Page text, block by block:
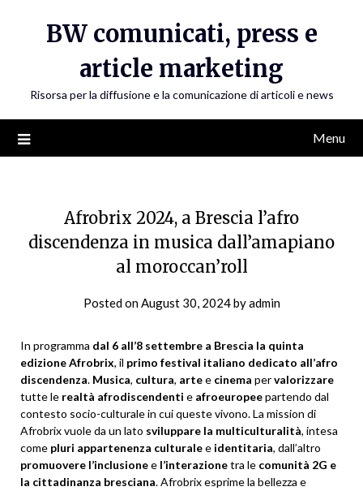
BW comunicati, press e
article marketing
Risorsa per la diffusione e la comunicazione di articoli e news
Menu
Afrobrix 2024, a Brescia l’afro
discendenza in musica dall’amapiano
al moroccan’roll
Posted onAugust 30, 2024byadmin
In programma dal 6 all’8 settembre a Brescia la quinta
edizione Afrobrix, il primo festival italiano dedicato all’afro
discendenza. Musica, cultura, artee cinema pervalorizzare
tutte le realtà afrodiscendenti e afroeuropeepartendo dal
contesto socio-culturale in cui queste vivono. La mission di
Afrobrix vuole da un lato sviluppare la multiculturalità, intesa
come pluri appartenenza culturalee identitaria, dall’altro
promuovere l’inclusionee l’interazionetra le comunità 2G e
la cittadinanza bresciana. Afrobrix esprime la bellezza e